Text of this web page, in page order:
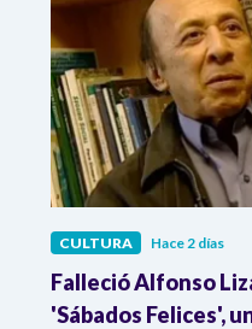
CULTURA Hace 2 días
Falleció Alfonso
'Sábados Felices',